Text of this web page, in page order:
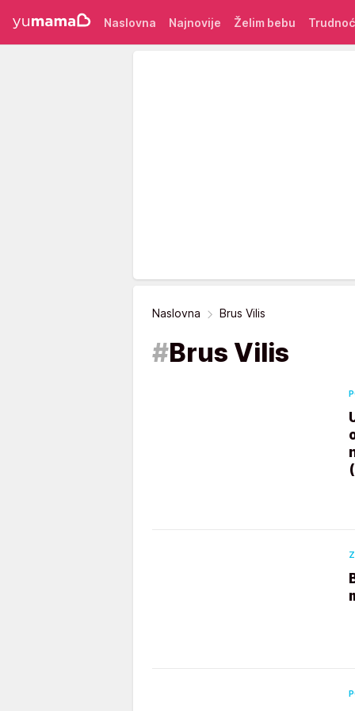
Naslovna Najnovije Želim bebu
Naslovna Brus Vilis
#Brus Vilis